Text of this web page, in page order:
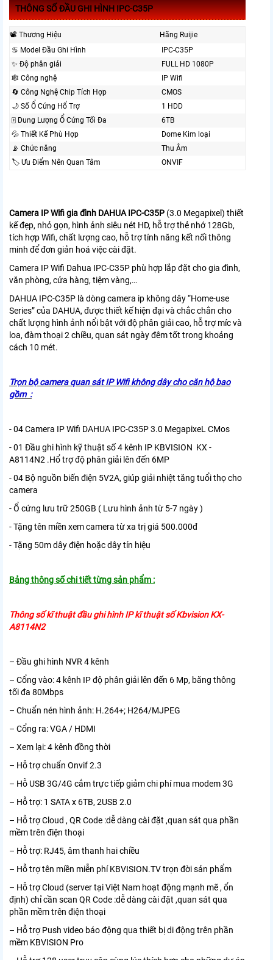
THÔNG SỐ ĐẦU GHI HÌNH IPC-C35P
📽 Thương Hiệu
Hãng Ruijie
♋ Model Đầu Ghi Hình
IPC-C35P
✨ Độ phân giải
FULL HD 1080P
🕸 Công nghệ
IP Wifi
🔄 Công Nghệ Chip Tích Hợp
CMOS
🌙 Số Ổ Cứng Hổ Trợ
1 HDD
🀄 Dung Lượng Ổ Cứng Tối Đa
6TB
💦 Thiết Kế Phù Hợp
Dome Kim loại
📡 Chức năng
Thu Âm
🏷 Ưu Điểm Nên Quan Tâm
ONVIF
Camera IP Wifi gia đình DAHUA IPC-C35P (3.0 Megapixel) thiết
kế đẹp, nhỏ gọn, hình ảnh siêu nét HD, hỗ trợ thẻ nhớ 128Gb,
tích hợp Wifi, chất lượng cao, hỗ trợ tính năng kết nối thông
minh để đơn giản hoá việc cài đặt.
Camera IP Wifi Dahua IPC-C35P phù hợp lắp đặt cho gia đình,
văn phòng, cửa hàng, tiệm vàng,…
DAHUA IPC-C35P là dòng camera ip không dây “Home-use
Series” của DAHUA, được thiết kế hiện đại và chắc chắn cho
chất lượng hình ảnh nổi bật với độ phân giải cao, hỗ trợ míc và
loa, đàm thoại 2 chiều, quan sát ngày đêm tốt trong khoảng
cách 10 mét.
Trọn bộ camera quan sát IP Wifi không dây cho căn hộ bao
gồm :
- 04 Camera IP Wifi DAHUA IPC-C35P3.0 MegapixeL CMos
- 01 Đầu ghi hình kỹ thuật số 4 kênh IP KBVISION KX -
A8114N2 .Hổ trợ độ phân giải lên đến 6MP
- 04 Bộ nguồn biến điện 5V2A, giúp giải nhiệt tăng tuổi thọ cho
camera
- Ổ cứng lưu trữ 250GB ( Lưu hình ảnh từ 5-7 ngày )
- Tặng tên miền xem camera từ xa trị giá 500.000đ
- Tặng 50m dây điện hoặc dây tín hiệu
Bảng thông số chi tiết từng sản phẩm :
Thông số kĩ thuật đầu ghi hình IP kĩ thuật số Kbvision KX-
A8114N2
– Đầu ghi hình NVR 4 kênh
– Cổng vào: 4 kênh IP độ phân giải lên đến 6 Mp, băng thông
tối đa 80Mbps
– Chuẩn nén hình ảnh: H.264+; H264/MJPEG
– Cổng ra: VGA / HDMI
– Xem lại: 4 kênh đồng thời
– Hỗ trợ chuẩn Onvif 2.3
– Hỗ USB 3G/4G cắm trực tiếp giảm chi phí mua modem 3G
– Hỗ trợ: 1 SATA x 6TB, 2USB 2.0
– Hỗ trợ Cloud , QR Code :dễ dàng cài đặt ,quan sát qua phần
mềm trên điện thoại
– Hỗ trợ: RJ45, âm thanh hai chiều
– Hỗ trợ tên miền miễn phí KBVISION.TV trọn đời sản phẩm
– Hỗ trợ Cloud (server tại Việt Nam hoạt động mạnh mẽ , ổn
định) chỉ cần scan QR Code :dễ dàng cài đặt ,quan sát qua
phần mềm trên điện thoại
– Hỗ trợ Push video báo động qua thiết bị di động trên phần
mềm KBVISION Pro